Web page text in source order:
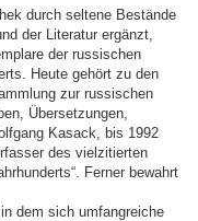
durch seltene Bestände
der Literatur ergänzt,
der russischen
Heute gehört zu den
zur russischen
Übersetzungen,
Kasack, bis 1992
des vielzitierten
Ferner bewahrt
dem sich umfangreiche